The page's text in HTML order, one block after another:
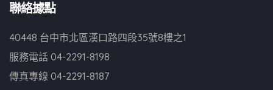
聯絡據點
40448 台中市北區漢口路四段35號8樓之1
服務電話 04-2291-8198
傳真專線 04-2291-8187